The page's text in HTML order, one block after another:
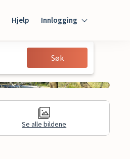
Hjelp Innlogging
Innlogging
Gjest
Søk
Se alle bildene